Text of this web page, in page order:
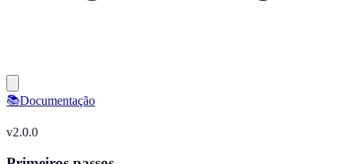
📚Documentação
v2.0.0